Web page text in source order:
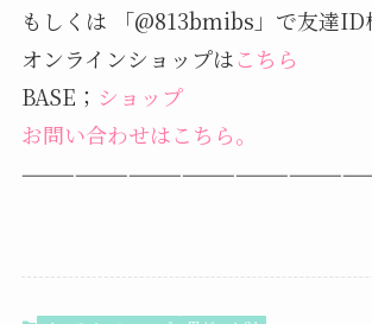
もしくは 「@813bmibs」で友達ID
オンラインショップはこちら
BASE； ショップ
お問い合わせはこちら。